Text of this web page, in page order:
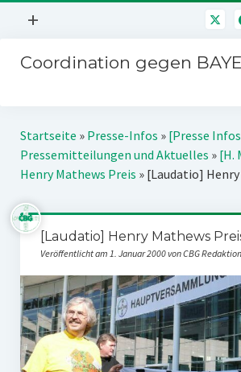
Menü
+
Mitmachen
Über uns
Kontakt
Impressum
Störfälle
Coordination gegen
Kampagnen
Stichwort BAYER
Jahrestagung
Startseite » Presse-Infos » [Presse
Pressemitteilungen und Aktuelles » [H.
Henry Mathews Preis » [Laudatio]
[Laudatio] Henry Mathews
Veröffentlicht am 1. Januar 2000 von CBG Redaktion